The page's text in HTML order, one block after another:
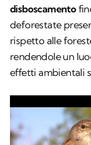
disboscamento
deforestate
rispetto alle
rendendole un
effetti ambientali